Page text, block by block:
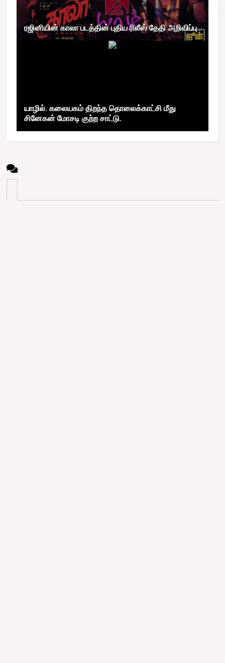
ரஜினியின் காலா படத்தின் புதிய ரிலீஸ் தேதி அறிவிப்பு
யாழில். கலையகம் திறந்த தொலைக்காட்சி மீது
சினேகன் மோசடி குற்ற சாட்டு.